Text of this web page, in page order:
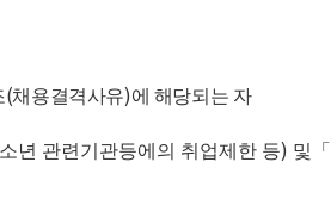
(채용결격사유)에 해당되는 자
년 관련기관등에의 취업제한 등) 및 「